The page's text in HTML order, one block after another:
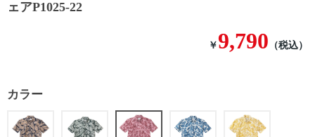
ェアP1025-22
￥9,790 （税込）
カラー